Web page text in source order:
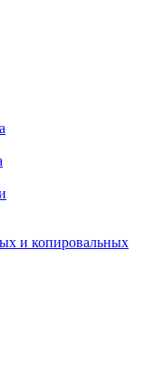
и копировальных